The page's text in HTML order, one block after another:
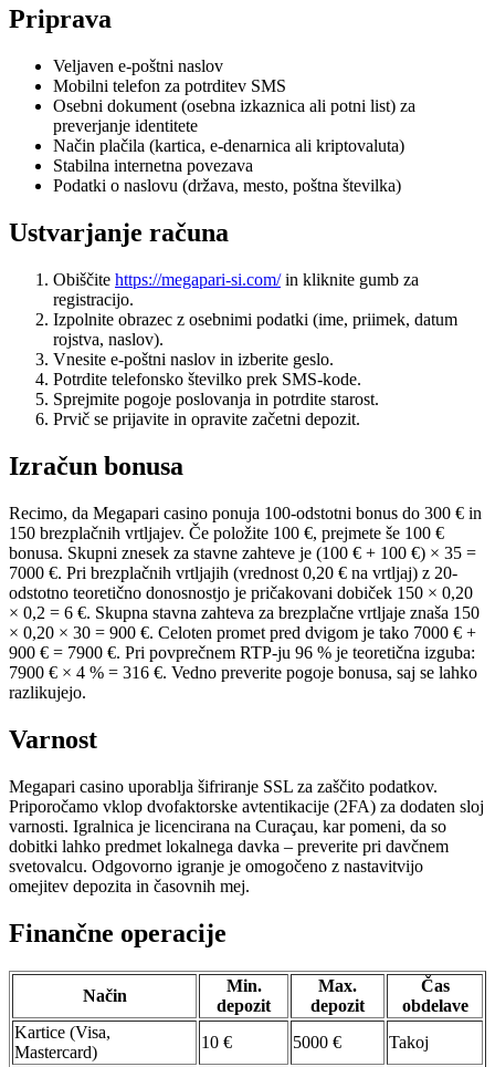
Priprava
Veljaven e-poštni naslov
Mobilni telefon za potrditev SMS
Osebni dokument (osebna izkaznica ali potni list) za
preverjanje identitete
Način plačila (kartica, e-denarnica ali kriptovaluta)
Stabilna internetna povezava
Podatki o naslovu (država, mesto, poštna številka)
Ustvarjanje računa
Obiščite https://megapari-si.com/in kliknite gumb za
registracijo.
Izpolnite obrazec z osebnimi podatki (ime, priimek, datum
rojstva, naslov).
Vnesite e-poštni naslov in izberite geslo.
Potrdite telefonsko številko prek SMS-kode.
Sprejmite pogoje poslovanja in potrdite starost.
Prvič se prijavite in opravite začetni depozit.
Izračun bonusa
Recimo, da Megapari casino ponuja 100-odstotni bonus do 300 € in
150 brezplačnih vrtljajev. Če položite 100 €, prejmete še 100 €
bonusa. Skupni znesek za stavne zahteve je (100 € + 100 €) × 35 =
7000 €. Pri brezplačnih vrtljajih (vrednost 0,20 € na vrtljaj) z 20-
odstotno teoretično donosnostjo je pričakovani dobiček 150 × 0,20
× 0,2 = 6 €. Skupna stavna zahteva za brezplačne vrtljaje znaša 150
× 0,20 × 30 = 900 €. Celoten promet pred dvigom je tako 7000 € +
900 € = 7900 €. Pri povprečnem RTP-ju 96 % je teoretična izguba:
7900 € × 4 % = 316 €. Vedno preverite pogoje bonusa, saj se lahko
razlikujejo.
Varnost
Megapari casino uporablja šifriranje SSL za zaščito podatkov.
Priporočamo vklop dvofaktorske avtentikacije (2FA) za dodaten sloj
varnosti. Igralnica je licencirana na Curaçau, kar pomeni, da so
dobitki lahko predmet lokalnega davka – preverite pri davčnem
svetovalcu. Odgovorno igranje je omogočeno z nastavitvijo
omejitev depozita in časovnih mej.
Finančne operacije
Način
Min.
depozit
Max.
depozit
Čas
obdelave
Kartice (Visa,
Mastercard)
10 € 5000 €
Takoj